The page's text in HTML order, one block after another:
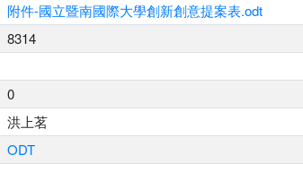
附件-國立暨南國際大學創新創意提案表.odt
8314
0
洪上茗
ODT